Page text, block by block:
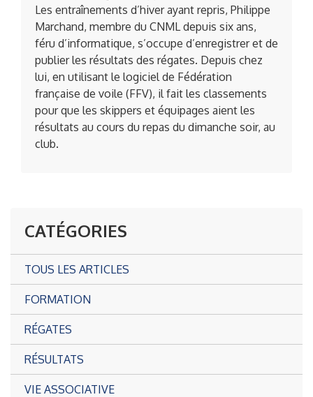
Les entraînements d’hiver ayant repris, Philippe
Marchand, membre du CNML depuis six ans,
féru d’informatique, s’occupe d’enregistrer et de
publier les résultats des régates. Depuis chez
lui, en utilisant le logiciel de Fédération
française de voile (FFV), il fait les classements
pour que les skippers et équipages aient les
résultats au cours du repas du dimanche soir, au
club.
CATÉGORIES
TOUS LES ARTICLES
FORMATION
RÉGATES
RÉSULTATS
VIE ASSOCIATIVE